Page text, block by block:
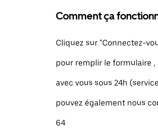
Comment ça
Cliquez sur "Connectez-
pour remplir le formulaire
avec vous sous 24h
pouvez également nous
64